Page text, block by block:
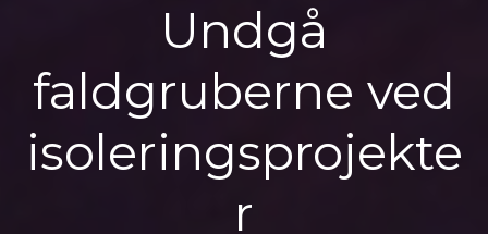
Undgå
faldgruberne ved
isoleringsprojekte
r